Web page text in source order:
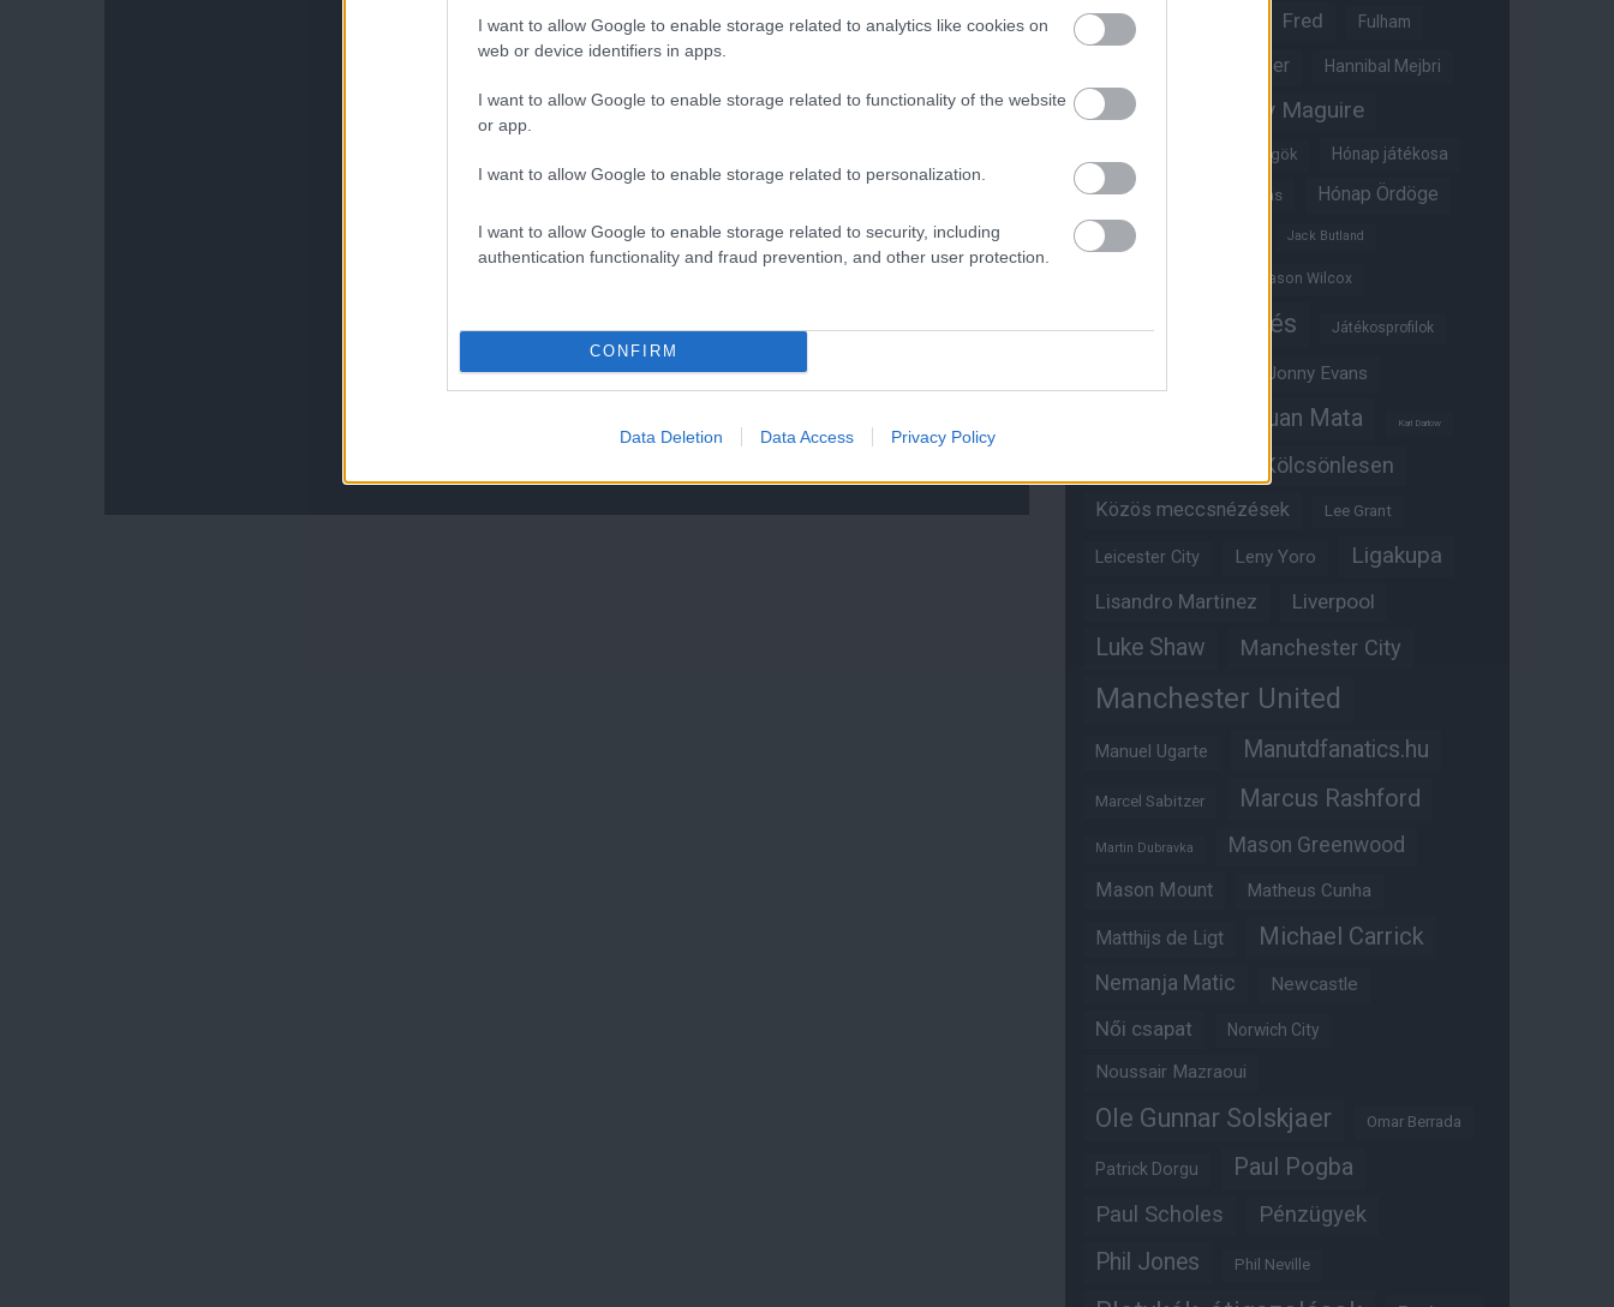
I want to allow Google to enable storage related to analytics like cookies on
web or device identifiers in apps.
I want to allow Google to enable storage related to functionality of the website
or app.
I want to allow Google to enable storage related to personalization.
I want to allow Google to enable storage related to security, including
authentication functionality and fraud prevention, and other user protection.
CONFIRM
Data Deletion Data Access Privacy Policy
Felkészülési túra 2026 Fred Fulham
Glazer Hannibal Mejbri
Harry Amass Harry Maguire
Híres magyar Vörös Ördögök Hónap játékosa
Hónap legjobbja szavazás Hónap Ördöge
Hull City Jack Butland
Jason Wilcox
Játékosértékelés Játékosprofilok
Jonny Evans
Juan Mata Karl Darlow
Kölcsönlesen
Közös meccsnézések Lee Grant
Leicester City Leny Yoro Ligakupa
Lisandro Martinez Liverpool
Luke Shaw Manchester City
Manchester United
Manuel Ugarte Manutdfanatics.hu
Marcel Sabitzer Marcus Rashford
Martin Dubravka Mason Greenwood
Mason Mount Matheus Cunha
Matthijs de Ligt Michael Carrick
Nemanja Matic Newcastle
Női csapat Norwich City
Noussair Mazraoui
Ole Gunnar Solskjaer Omar Berrada
Patrick Dorgu Paul Pogba
Paul Scholes Pénzügyek
Phil Jones Phil Neville